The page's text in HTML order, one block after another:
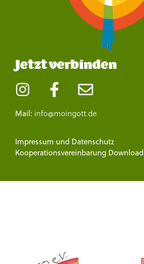
Jetzt verbinden
Mail: info@moingott.de
Impressum und Datenschutz
Kooperationsvereinbarung Download